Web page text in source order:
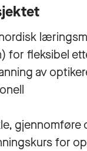
for fleksibel
av
gjennomføre
for